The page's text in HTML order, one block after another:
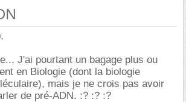
J'ai pourtant un bagage plus ou
en Biologie (dont la biologie
mais je ne crois pas avoir
de pré-ADN. :? :? :?